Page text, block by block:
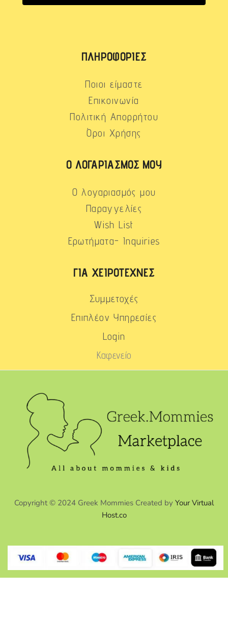
ΠΛΗΡΟΦΟΡΊΕΣ
Ποιοι είμαστε
Επικοινωνία
Πολιτική Απορρήτου
Όροι Χρήσης
Ο ΛΟΓΑΡΙΑΣΜΌΣ ΜΟΥ
Ο λογαριασμός μου
Παραγγελίες
Wish List
Ερωτήματα- Inquiries
ΓΙΑ ΧΕΙΡΟΤΈΧΝΕΣ
Συμμετοχές
Επιπλέον Υπηρεσίες
Login
Καφενείο
Copyright © 2024 Greek Mommies Created by Your Virtual
Host.co